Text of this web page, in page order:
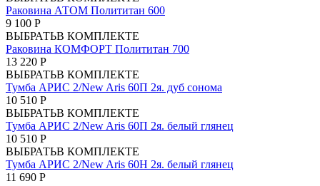
Раковина АТОМ Полититан 600
9 100 Р
ВЫБРАТЬВ КОМПЛЕКТЕ
Раковина КОМФОРТ Полититан 700
13 220 Р
ВЫБРАТЬВ КОМПЛЕКТЕ
Тумба АРИС 2/New Aris 60П 2я. дуб сонома
10 510 Р
ВЫБРАТЬВ КОМПЛЕКТЕ
Тумба АРИС 2/New Aris 60П 2я. белый глянец
10 510 Р
ВЫБРАТЬВ КОМПЛЕКТЕ
Тумба АРИС 2/New Aris 60Н 2я. белый глянец
11 690 Р